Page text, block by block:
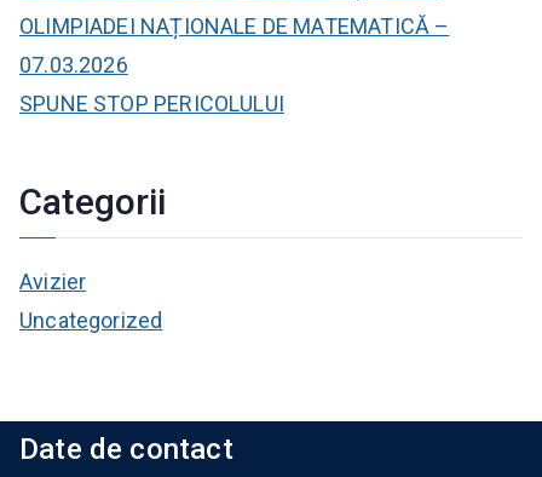
OLIMPIADEI NAȚIONALE DE MATEMATICĂ –
07.03.2026
SPUNE STOP PERICOLULUI
Categorii
Avizier
Uncategorized
Date de contact